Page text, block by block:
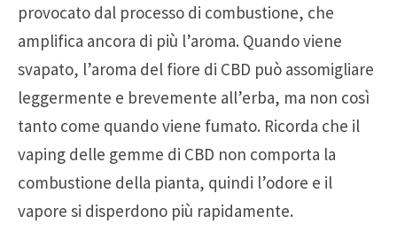
provocato dal processo di combustione, che
amplifica ancora di più l’aroma. Quando viene
svapato, l’aroma del fiore di CBD può assomigliare
leggermente e brevemente all’erba, ma non così
tanto come quando viene fumato. Ricorda che il
vaping delle gemme di CBD non comporta la
combustione della pianta, quindi l’odore e il
vapore si disperdono più rapidamente.